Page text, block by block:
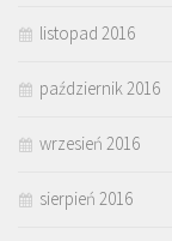
listopad 2016
październik 2016
wrzesień 2016
sierpień 2016